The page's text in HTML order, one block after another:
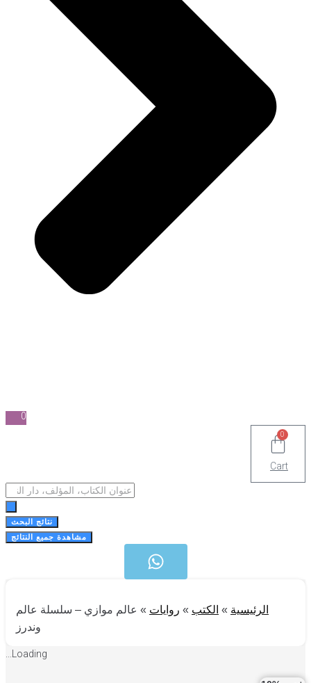
Cart
Search
نتائج البحث
مشاهدة جميع النتائج
الرئيسية»الكتب»روايات »عالم موازي – سلسلة عالم
وندرز
Loading...